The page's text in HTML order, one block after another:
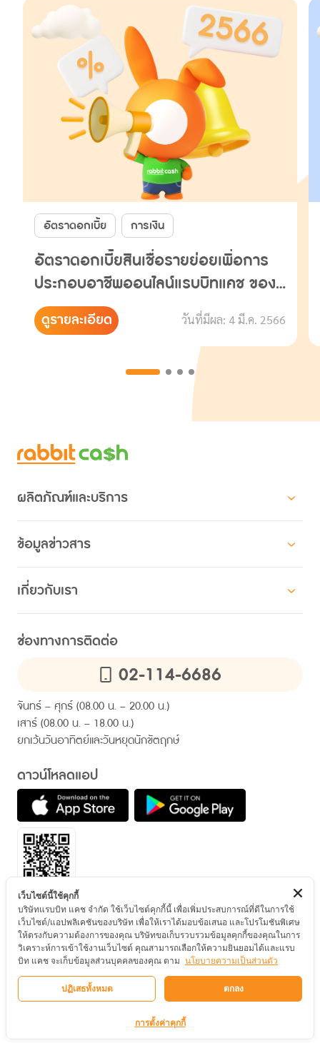
อัตราดอกเบี้ย การเงิน
อัตราดอกเบี้ยสินเชื่อรายย่อยเพื่อการ
ประกอบอาชีพออนไลน์แรบบิทแคช ของปี
2566
ดูรายละเอียด วันที่มีผล: 4 มี.ค. 2566
ช่องทางการติดต่อ
02-114-6686
จันทร์ – ศุกร์ (08.00 น. – 20.00 น.)
เสาร์ (08.00 น. – 18.00 น.)
ยกเว้นวันอาทิตย์และวันหยุดนักขัตฤกษ์
ผลิตภัณฑ์และบริการ
สินเชื่อแรบบิทแคช ผ่อนตามใจ
สินเชื่อสำหรับองค์กร
สินเชื่อสวัสดิการ แรบบิทแคช
ไลน์ แรบบิท แคช คอนเนค
ข้อมูลข่าวสาร
โปรโมชัน
HR คอมมูนิตี
การให้สินเชื่ออย่างรับผิดชอบและเป็นธรรม
ข่าวและบทความ
ประกาศ
เกี่ยวกับเรา
ข้อมูลคุณภาพการให้บริการ
คำถามที่พบบ่อย
ดาวน์โหลดแอป
© สงวนลิขสิทธิ์ 2567 บริษัท แรบบิท แคช จำกัด
ข้อกำหนดและเงื่อนไข
นโยบายความเป็นส่วนตัว
ติดตามเรา
เว็บไซต์นี้ใช้คุกกี้
บริษัทแรบบิท แคช จำกัด ใช้เว็บไซต์คุกกี้นี้ เพื่อเพิ่มประสบการณ์ที่ดีในการใช้
เว็บไซต์/แอปพลิเคชันของบริษัท เพื่อให้เราได้มอบข้อเสนอ และโปรโมชันพิเศษ
ให้ตรงกับความต้องการของคุณ บริษัทขอเก็บรวบรวมข้อมูลคุกกี้ของคุณในการ
วิเคราะห์การเข้าใช้งานเว็บไซต์ คุณสามารถเลือกให้ความยินยอมได้และแรบ
บิท แคช จะเก็บข้อมูลส่วนบุคคลของคุณ ตาม นโยบายความเป็นส่วนตัว
ปฏิเสธทั้งหมด ตกลง
การตั้งค่าคุกกี้